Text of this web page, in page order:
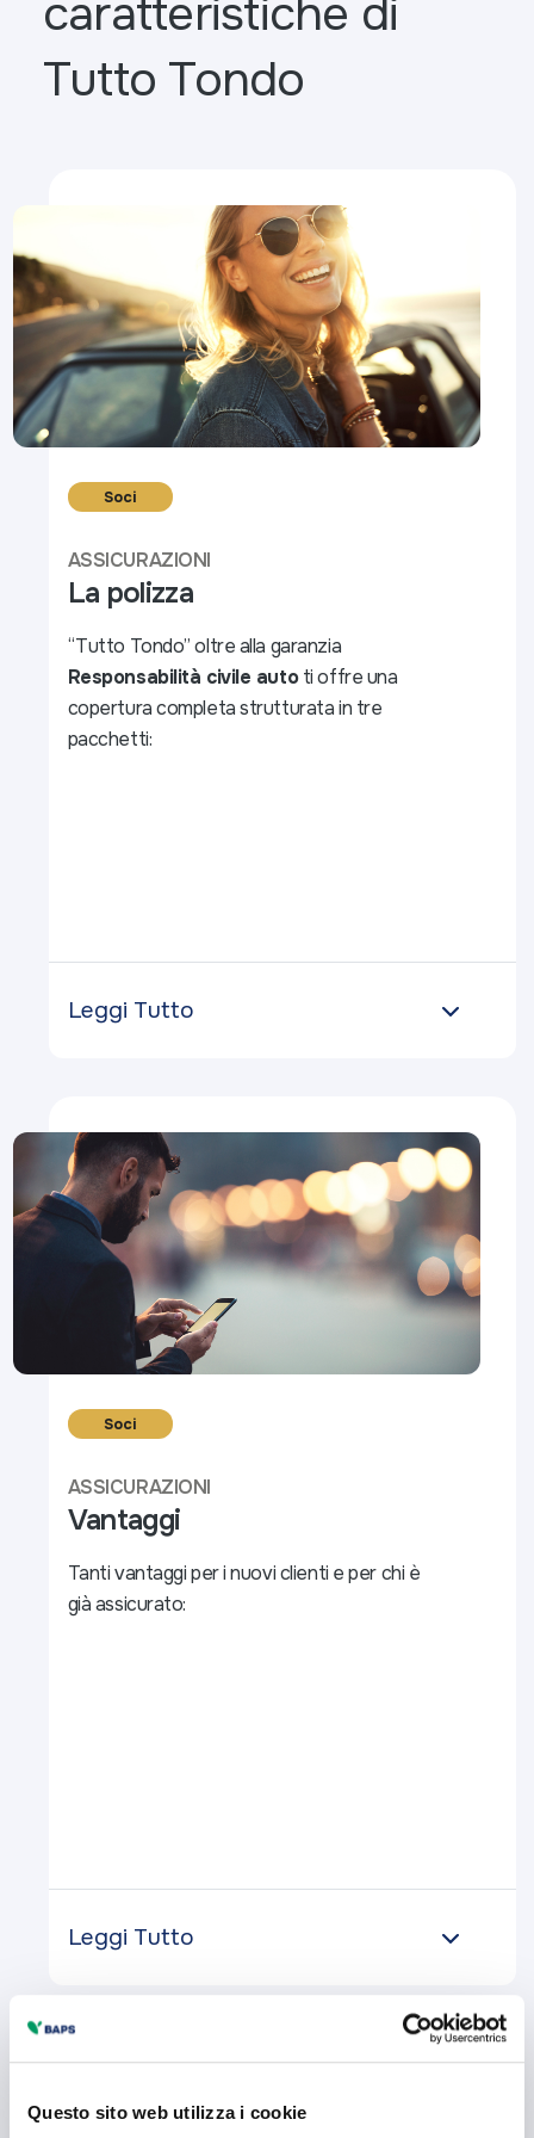
Questo sito web utilizza i cookie
caratteristiche di
Tutto Tondo
Soci
ASSICURAZIONI
La polizza
“Tutto Tondo” oltre alla garanzia
Responsabilità civile autoti offre una
copertura completa strutturata in tre
pacchetti:
Leggi Tutto
Soci
ASSICURAZIONI
Vantaggi
Tanti vantaggi per i nuovi clienti e per chi è
già assicurato:
Leggi Tutto